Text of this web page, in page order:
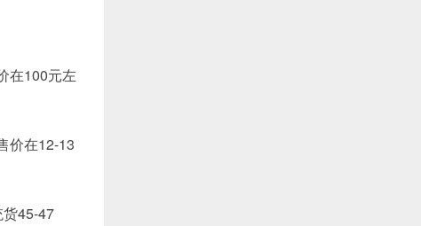
在100元左
价在12-13
45-47